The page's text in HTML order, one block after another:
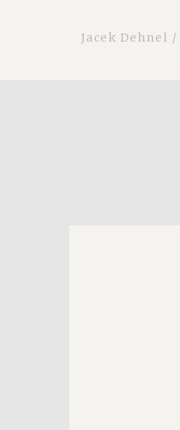
Jacek Dehnel /